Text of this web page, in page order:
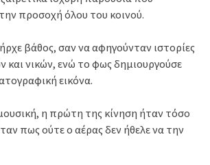
προσοχή όλου του κοινού.
βάθος, σαν να αφηγούνταν ιστορίες
και νικών, ενώ το φως δημιουργούσε
εικόνα.
η πρώτη της κίνηση ήταν τόσο
πως ούτε ο αέρας δεν ήθελε να την